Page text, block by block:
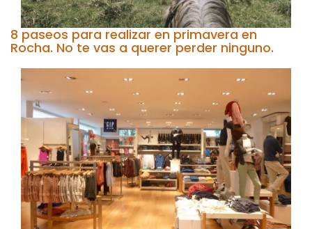
8 paseos para realizar en primavera en
Rocha. No te vas a querer perder ninguno.